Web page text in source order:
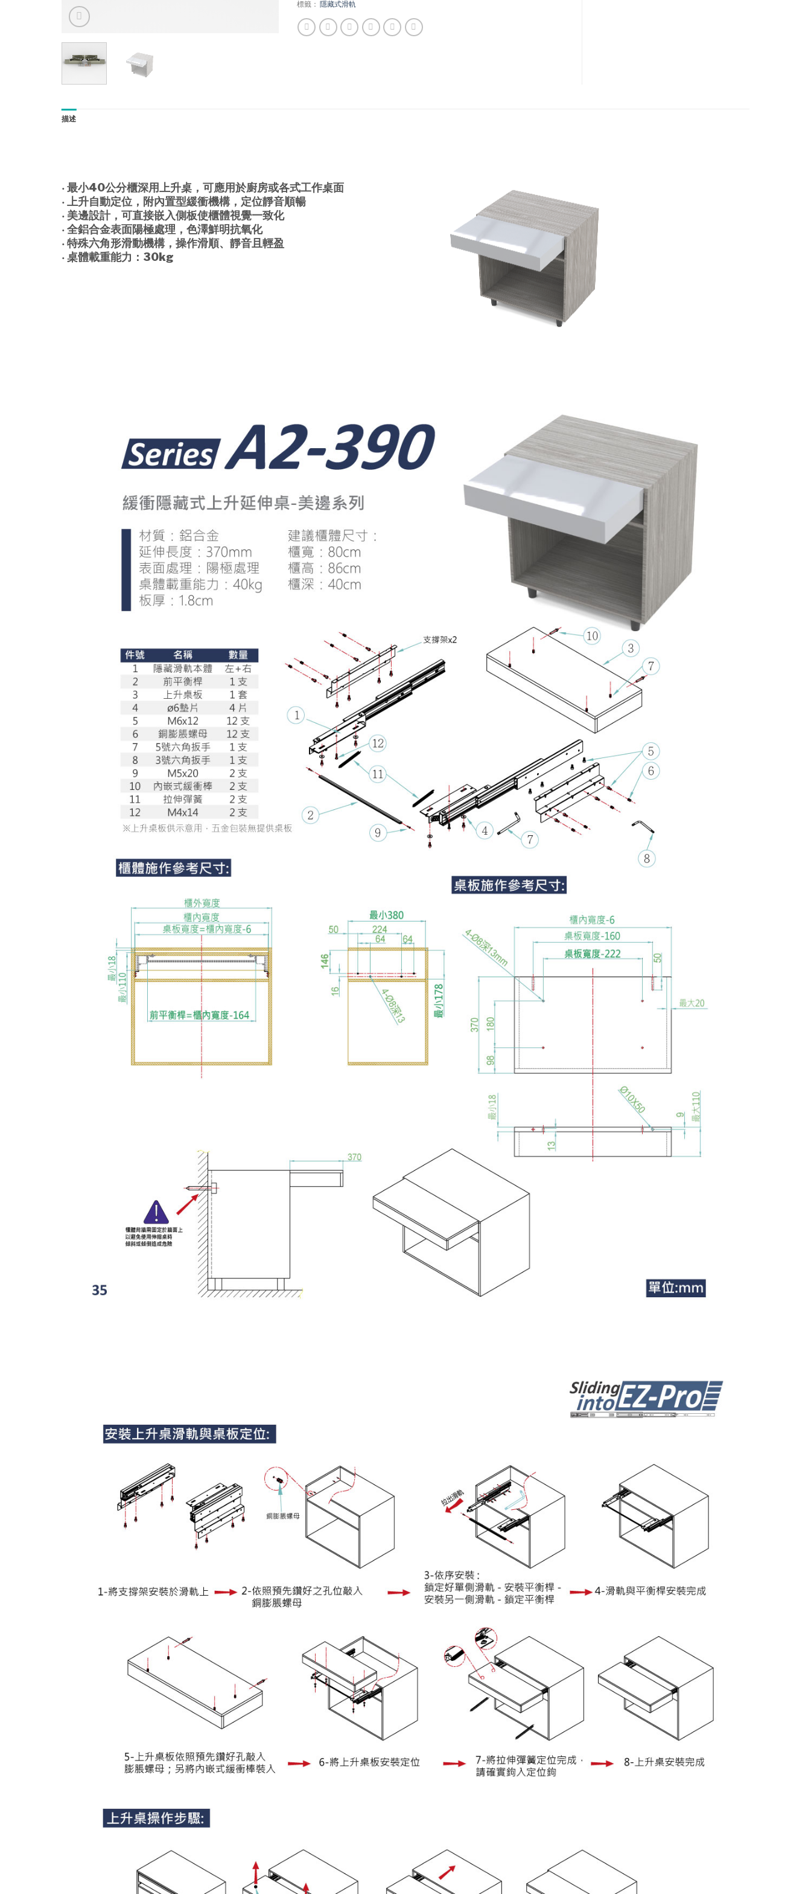
標籤： 隱藏式滑軌
描述
‧ 最小40公分櫃深用上升桌，可應用於廚房或各式工作桌面
‧ 上升自動定位，附內置型緩衝機構，定位靜音順暢
‧ 美邊設計，可直接嵌入側板使櫃體視覺一致化
‧ 全鋁合金表面陽極處理，色澤鮮明抗氧化
‧ 特殊六角形滑動機構，操作滑順、靜音且輕盈
‧ 桌體載重能力：30kg